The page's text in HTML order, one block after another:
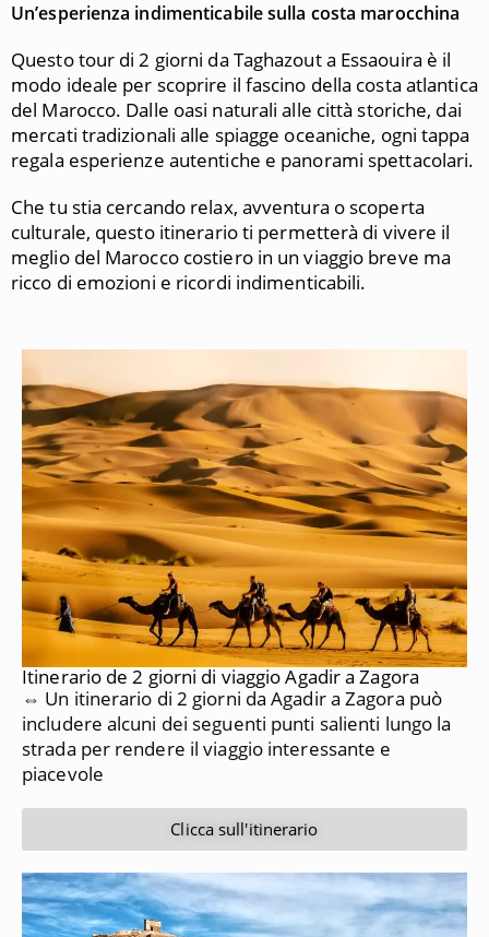
Un’esperienza indimenticabile sulla costa marocchina
Questo tour di 2 giorni da Taghazout a Essaouira è il
modo ideale per scoprire il fascino della costa atlantica
del Marocco. Dalle oasi naturali alle città storiche, dai
mercati tradizionali alle spiagge oceaniche, ogni tappa
regala esperienze autentiche e panorami spettacolari.
Che tu stia cercando relax, avventura o scoperta
culturale, questo itinerario ti permetterà di vivere il
meglio del Marocco costiero in un viaggio breve ma
ricco di emozioni e ricordi indimenticabili.
Itinerario de 2 giorni di viaggio Agadir a Zagora
⇔ Un itinerario di 2 giorni da Agadir a Zagora può
includere alcuni dei seguenti punti salienti lungo la
strada per rendere il viaggio interessante e
piacevole
Clicca sull'itinerario